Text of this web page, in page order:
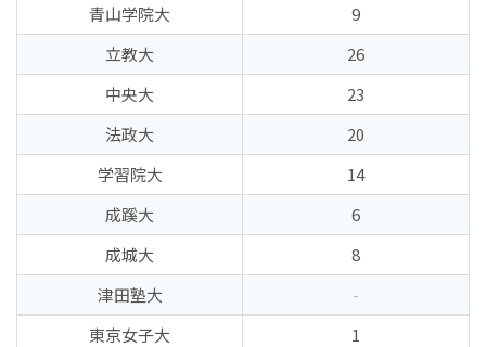
青山学院大
9
立教大
26
中央大
23
法政大
20
学習院大
14
成蹊大
6
成城大
8
津田塾大
-
東京女子大
1